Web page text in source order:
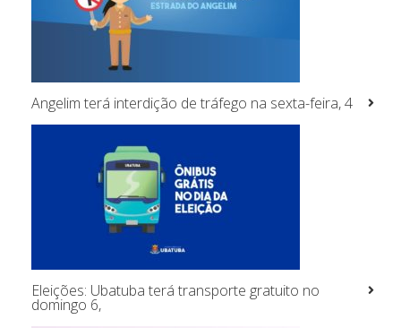
Angelim terá interdição de tráfego na sexta-feira, 4
Eleições: Ubatuba terá transporte gratuito no
domingo 6,